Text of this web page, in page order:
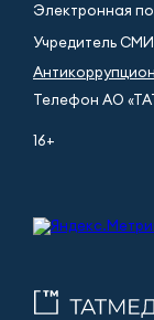
Электронная
Учредитель
Телефон АО
16+